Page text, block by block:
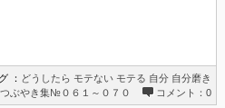
： どうしたら モテない モテる 自分 自分磨き
つぶやき集№０６１～０７０ コメント：0